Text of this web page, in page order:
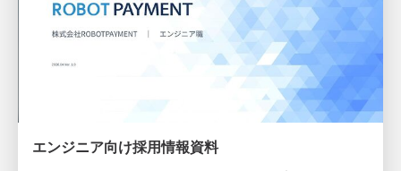
エンジニア向け採用情報資料